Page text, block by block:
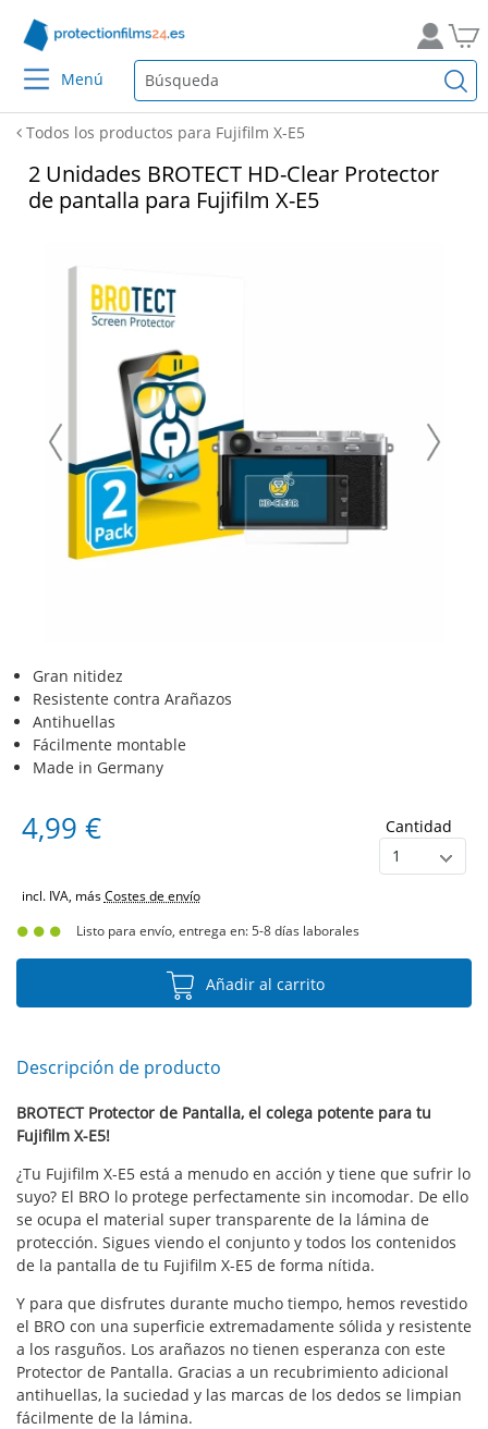
Menú
Todos los productos para Fujifilm X-E5
2 Unidades BROTECT HD-Clear Protector
de pantalla para Fujifilm X-E5
Gran nitidez
Resistente contra Arañazos
Antihuellas
Fácilmente montable
Made in Germany
4,99 € Cantidad
incl. IVA, másCostes de envío
Listo para envío, entrega en: 5-8 días laborales
Añadir al carrito
Descripción de producto
BROTECT Protector de Pantalla, el colega potente para tu
Fujifilm X-E5!
¿Tu Fujifilm X-E5 está a menudo en acción y tiene que sufrir lo
suyo? El BRO lo protege perfectamente sin incomodar. De ello
se ocupa el material super transparente de la lámina de
protección. Sigues viendo el conjunto y todos los contenidos
de la pantalla de tu Fujifilm X-E5 de forma nítida.
Y para que disfrutes durante mucho tiempo, hemos revestido
el BRO con una superficie extremadamente sólida y resistente
a los rasguños. Los arañazos no tienen esperanza con este
Protector de Pantalla. Gracias a un recubrimiento adicional
antihuellas, la suciedad y las marcas de los dedos se limpian
fácilmente de la lámina.